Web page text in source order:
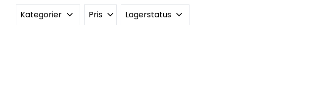
Kategorier Pris Lagerstatus